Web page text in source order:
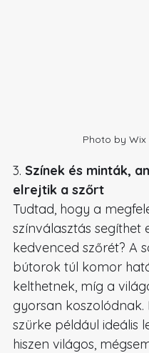
Photo by Wix
3. Színek és minták,
elrejtik a szőrt
Tudtad, hogy a
színválasztás segíthet
kedvenced szőrét? A
bútorok túl komor
kelthetnek, míg a
gyorsan koszolódnak.
szürke például ideális
hiszen világos,